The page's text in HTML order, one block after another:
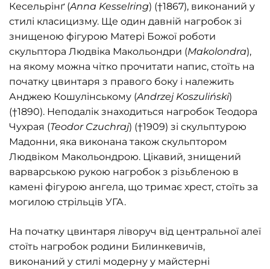
Кесельрінґ (Anna Kesselring) (†1867), виконаний у
стилі класицизму. Ще один давній нагробок зі
знищеною фігурою Матері Божої роботи
скульптора Людвіка Макольондри (Makolondra),
на якому можна чітко прочитати напис, стоїть на
початку цвинтаря з правого боку і належить
Анджею Кошулінському (Andrzej Koszuliński)
(†1890). Неподалік знаходиться нагробок Теодора
Чухрая (Teodor Czuchraj) (†1909) зі скульптурою
Мадонни, яка виконана також скульптором
Людвіком Макольондрою. Цікавий, знищений
варварською рукою нагробок з різьбленою в
камені фігурою ангела, що тримає хрест, стоїть за
могилою стрільців УГА.
На початку цвинтаря ліворуч від центральної алеї
стоїть нагробок родини Билинкевичів,
виконаний у стилі модерну у майстерні